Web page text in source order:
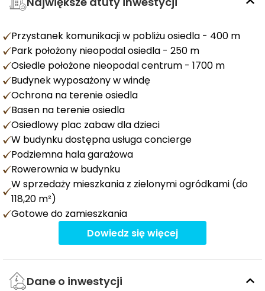
Przystanek komunikacji w pobliżu osiedla - 400 m
Park położony nieopodal osiedla - 250 m
Osiedle położone nieopodal centrum - 1700 m
Budynek wyposażony w windę
Ochrona na terenie osiedla
Basen na terenie osiedla
Osiedlowy plac zabaw dla dzieci
W budynku dostępna usługa concierge
Podziemna hala garażowa
Rowerownia w budynku
W sprzedaży mieszkania z zielonymi ogródkami (do
118,20 m²)
Gotowe do zamieszkania
Dowiedz się więcej
Dane o inwestycji